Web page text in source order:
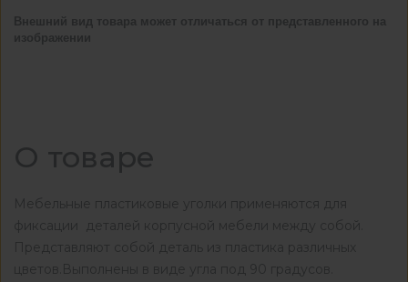
Внешний вид товара может отличаться от представленного на
изображении
О товаре
Мебельные пластиковые уголки применяются для
фиксации деталей корпусной мебели между собой.
Представляют собой деталь из пластика различных
цветов.Выполнены в виде угла под 90 градусов.